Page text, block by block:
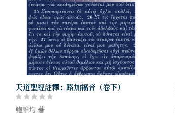
天道聖經註釋：路加福音（卷下）
鮑維均 著